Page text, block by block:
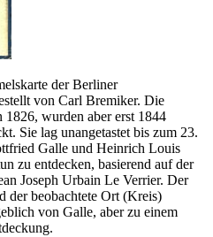
der Berliner
von Carl Bremiker. Die
1826, wurden aber erst 1844
Sie lag unangetastet bis zum 23.
Galle und Heinrich Louis
zu entdecken, basierend auf der
Joseph Urbain Le Verrier. Der
der beobachtete Ort (Kreis)
von Galle, aber zu einem